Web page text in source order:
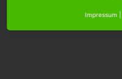
Impressum